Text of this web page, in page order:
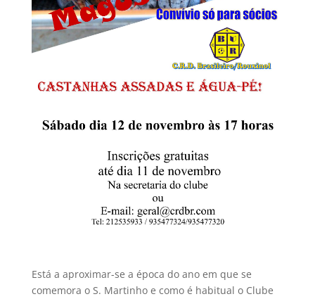
Está a aproximar-se a época do ano em que se
comemora o S. Martinho e como é habitual o Clube